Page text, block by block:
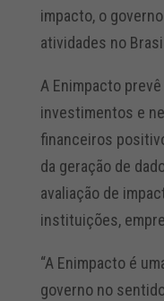
impacto, o
atividades no
A Enimpacto
investimentos e
financeiros
da geração de
avaliação de
instituições,
“A Enimpacto é
governo no